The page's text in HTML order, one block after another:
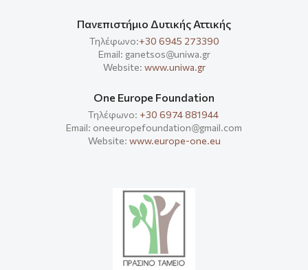
Πανεπιστήμιο Δυτικής Αττικής
Τηλέφωνο:+30 6945 273390
Email: ganetsos@uniwa.gr
Website: www.uniwa.gr
One Europe Foundation
Τηλέφωνο: +30 6974 881944
Email: oneeuropefoundation@gmail.com
Website: www.europe-one.eu